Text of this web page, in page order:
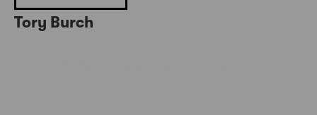
Tory Burch